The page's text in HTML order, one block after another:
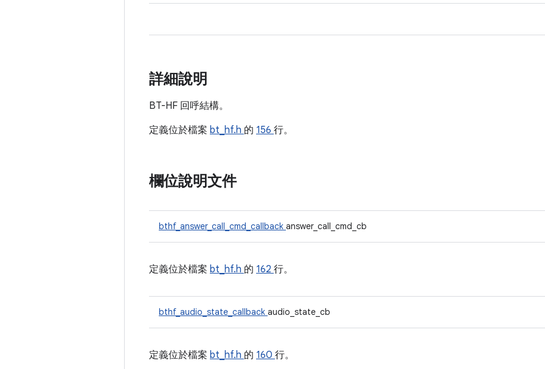
詳細說明
BT-HF 回呼結構。
定義位於檔案 bt_hf.h 的 156 行。
欄位說明文件
bthf_answer_call_cmd_callback answer_call_cmd_cb
定義位於檔案 bt_hf.h 的 162 行。
bthf_audio_state_callback audio_state_cb
定義位於檔案 bt_hf.h 的 160 行。